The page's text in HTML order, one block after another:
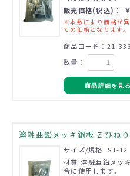
販売価格(税込)：
※本数により価格が
での価格となります。
商品コード：21-
数量：
商品詳細を見る
溶融亜鉛メッキ鋼板 Z ひね
サイズ/規格: ST-12
材質:溶融亜鉛メッ
合に使用します。